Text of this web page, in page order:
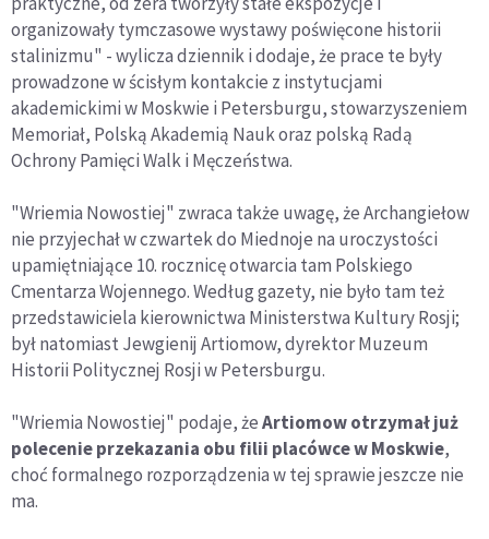
organizowały tymczasowe wystawy poświęcone historii
stalinizmu" - wylicza dziennik i dodaje, że prace te były
prowadzone w ścisłym kontakcie z instytucjami
akademickimi w Moskwie i Petersburgu, stowarzyszeniem
Memoriał, Polską Akademią Nauk oraz polską Radą
Ochrony Pamięci Walk i Męczeństwa.
"Wriemia Nowostiej" zwraca także uwagę, że Archangiełow
nie przyjechał w czwartek do Miednoje na uroczystości
upamiętniające 10. rocznicę otwarcia tam Polskiego
Cmentarza Wojennego. Według gazety, nie było tam też
przedstawiciela kierownictwa Ministerstwa Kultury Rosji;
był natomiast Jewgienij Artiomow, dyrektor Muzeum
Historii Politycznej Rosji w Petersburgu.
"Wriemia Nowostiej" podaje, żeArtiomow otrzymał już
polecenie przekazania obu filii placówce w Moskwie,
choć formalnego rozporządzenia w tej sprawie jeszcze nie
ma.